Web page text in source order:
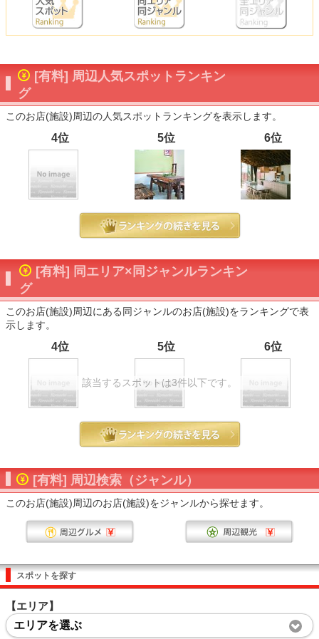
[有料] 周辺人気スポットランキン
グ
このお店(施設)周辺の人気スポットランキングを表示します。
4位 5位 6位
[有料] 同エリア×同ジャンルランキン
グ
このお店(施設)周辺にある同ジャンルのお店(施設)をランキングで表
示します。
4位 5位 6位
該当するスポットは3件以下です。
[有料] 周辺検索（ジャンル）
このお店(施設)周辺のお店(施設)をジャンルから探せます。
スポットを探す
【エリア】
エリアを選ぶ